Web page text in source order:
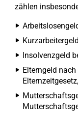
zählen
Insolvenzgeld
Elterngeld
Elternzeitgesetz,